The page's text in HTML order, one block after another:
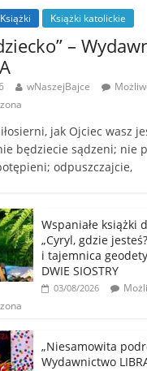
Książki Książki katolickie
–
wNaszejBajce
jak Ojciec wasz
będziecie sądzeni; nie
odpuszczajcie,
Wspaniałe książki
„Cyryl, gdzie
i tajemnica
DWIE SIOSTRY
03/08/2026
„Niesamowita
Wydawnictwo